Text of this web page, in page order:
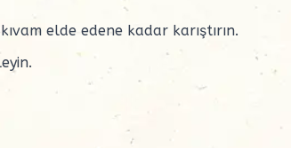
elde edene kadar karıştırın.